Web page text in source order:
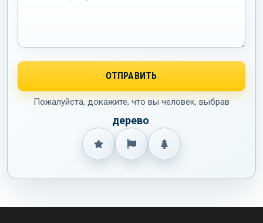
Пожалуйста, докажите, что вы человек, выбрав
дерево.